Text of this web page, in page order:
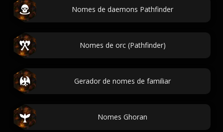
Nomes de daemons Pathfinder
Nomes de orc (Pathfinder)
Gerador de nomes de familiar
Nomes Ghoran